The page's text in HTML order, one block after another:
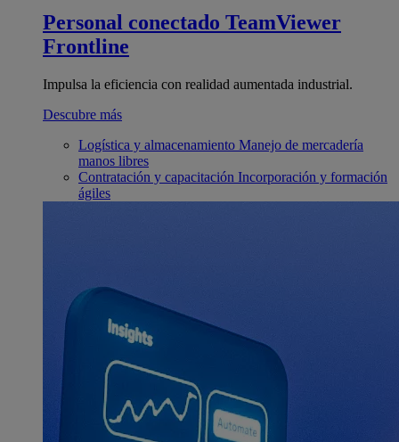
Personal conectado TeamViewer
Frontline
Impulsa la eficiencia con realidad aumentada industrial.
Descubre más
Logística y almacenamiento Manejo de mercadería
manos libres
Contratación y capacitación Incorporación y formación
ágiles